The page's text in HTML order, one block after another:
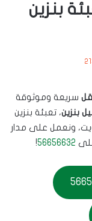
بنزين
سريعة وموثوقة
بنزين، تعبئة بنزين
ونعمل على مدار
56656632
!